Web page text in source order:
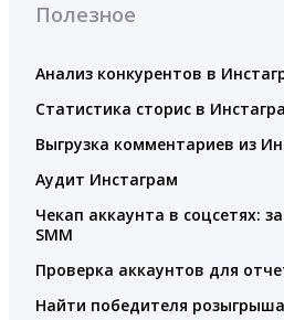
Полезное
Анализ конкурентов в
Статистика сторис в
Выгрузка комментариев из
Аудит Инстаграм
Чекап аккаунта в соцсетях:
SMM
Проверка аккаунтов для
Найти победителя розыгрыша